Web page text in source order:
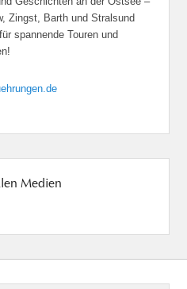
Zingst, Barth und Stralsund
spannende Touren und
Medien